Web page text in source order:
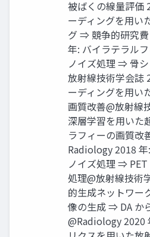
被ばくの線量評価
ーディングを⽤い
グ ⇒ 競争的研究
年: バイラテラル
ノイズ処理 ⇒ ⾻
放射線技術学会誌
ーディングを⽤い
画質改善@放射線
深層学習を⽤い
ラフィーの画質改
Radiology 2018
ノイズ処理 ⇒
処理@放射線技術
的⽣成ネットワー
像の⽣成 ⇒ DA か
@Radiology 2020